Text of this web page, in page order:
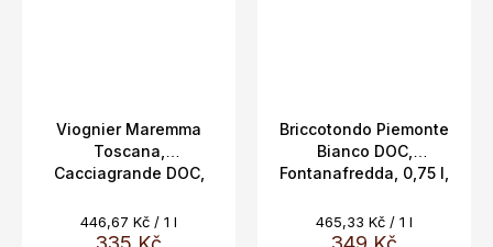
Viognier Maremma
Toscana,
Cacciagrande DOC,
Měrná
cena:
446,67 Kč / 1 l
Briccotondo Piemonte
Bianco DOC,
Fontanafredda, 0,75 l,
Měrná
cena:
465,33 Kč / 1 l